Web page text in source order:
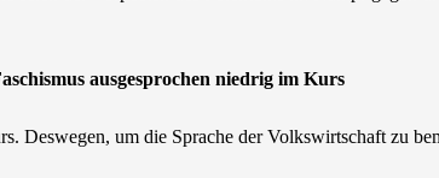
ausgesprochen niedrig im Kurs
Deswegen, um die Sprache der Volkswirtschaft zu